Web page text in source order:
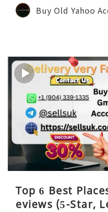
Buy Old Yahoo
Top 6 Best
eviews (5-Star,